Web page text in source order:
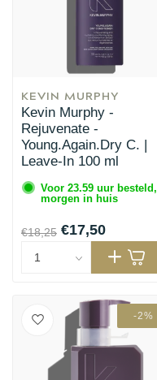
KEVIN MURPHY
Kevin Murphy -
Rejuvenate -
Young.Again.Dry C. |
Leave-In 100 ml
Voor 23.59 uur besteld,
morgen in huis
€18,25 €17,50
-2%